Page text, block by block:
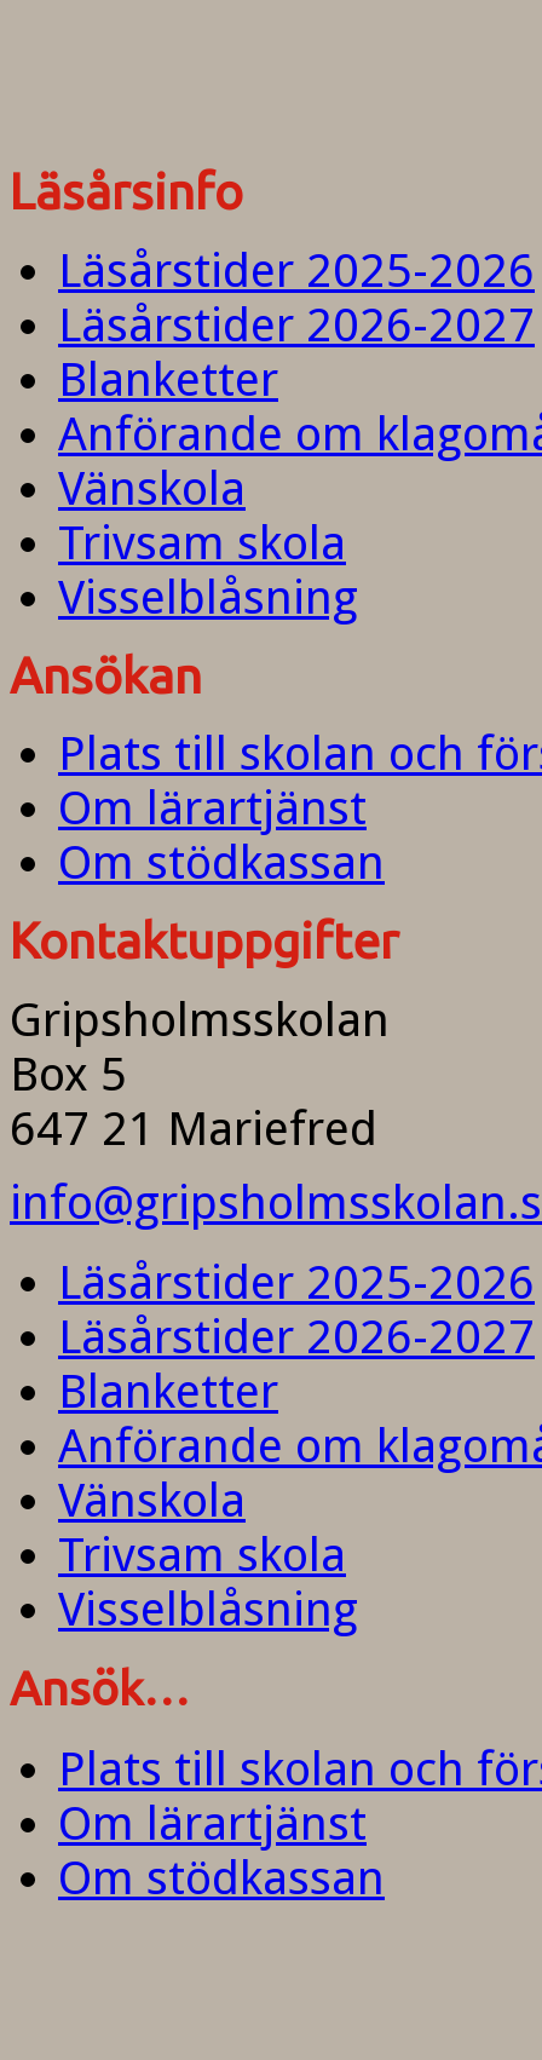
Läsårsinfo
Läsårstider 2025-2026
Läsårstider 2026-2027
Blanketter
Anförande om
Vänskola
Trivsam skola
Visselblåsning
Ansökan
Plats till skolan och
Om lärartjänst
Om stödkassan
Kontaktuppgifter
Gripsholmsskolan
Box 5
647 21 Mariefred
Läsårstider 2025-2026
Läsårstider 2026-2027
Blanketter
Anförande om
Vänskola
Trivsam skola
Visselblåsning
Ansök…
Plats till skolan och
Om lärartjänst
Om stödkassan